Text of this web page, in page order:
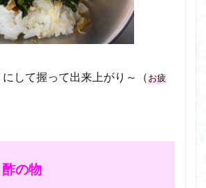
して握って出来上がり～（ お疲
の物